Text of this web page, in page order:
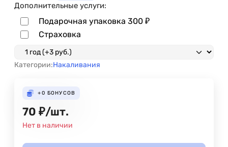
Дополнительные услуги:
Подарочная упаковка 300 ₽
Страховка
Категории:Накаливания
+0 БОНУСОВ
70 ₽/шт.
Нет в наличии